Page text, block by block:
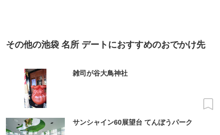
その他の池袋 名所 デートにおすすめのおでかけ先
雑司が谷大鳥神社
サンシャイン60展望台 てんぼうパーク